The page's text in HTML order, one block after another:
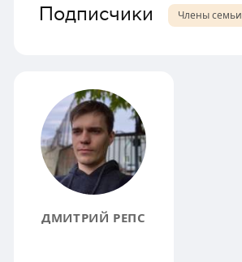
Подписчики Члены семьи
ДМИТРИЙ РЕПС